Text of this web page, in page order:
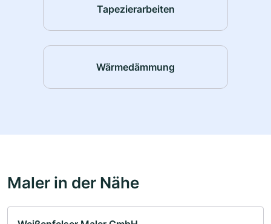
Tapezierarbeiten
Wärmedämmung
Maler in der Nähe